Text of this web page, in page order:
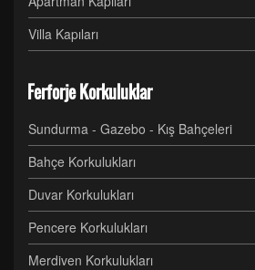
Villa Kapıları
Ferforje Korkuluklar
Sundurma - Gazebo - Kış Bahçeleri
Bahçe Korkulukları
Duvar Korkulukları
Pencere Korkulukları
Merdiven Korkulukları